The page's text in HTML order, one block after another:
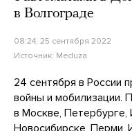
в Волгограде
08:24, 25 сентября 2022
Источник: Meduza
24 сентября в России
войны и мобилизации.
в Москве, Петербурге,
Новосибирске, Перми,